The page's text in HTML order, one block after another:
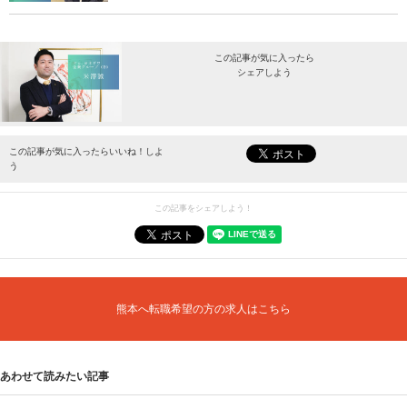
この記事が気に入ったら
シェアしよう
最新情報をお届けします。
この記事が気に入ったらいいね！しよ
う
この記事をシェアしよう！
熊本へ転職希望の方の求人はこちら
あわせて読みたい記事